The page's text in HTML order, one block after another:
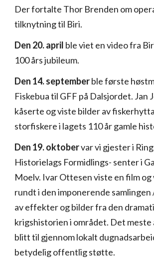
Der fortalte Thor Brenden om
tilknytning til Biri.
Den 20. april ble viet en video fra
100 års jubileum.
Den 14. septemberble første
Fiskebua til GFF på Dalsjordet. Jan
kåserte og viste bilder av
storfiskere i lagets 110 år gamle
Den 19. oktobervar vi gjester i
Historielags Formidlings- senter i
Moelv. Ivar Ottesen viste en film og
rundt i den imponerende
av effekter og bilder fra den
krigshistorien i området. Det
blitt til gjennom lokalt
betydelig offentlig støtte.